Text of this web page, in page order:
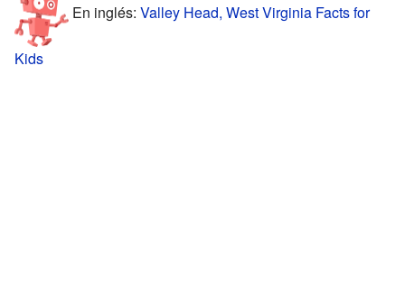
En inglés: Valley Head, West Virginia Facts for
Kids